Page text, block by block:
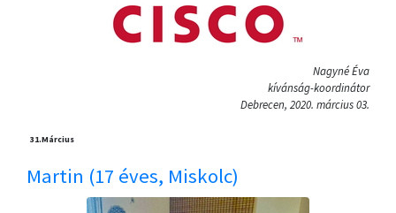
Nagyné Éva
kívánság-koordinátor
Debrecen, 2020. március 03.
31.Március
Martin (17 éves, Miskolc)